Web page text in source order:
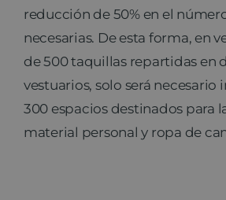
reducción de 50% en el
necesarias. De esta forma, en
de 500 taquillas repartidas en
vestuarios, solo será necesario
300 espacios destinados para
material personal y ropa de